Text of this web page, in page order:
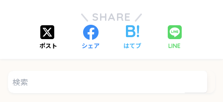
SHARE
ポスト シェア はてブ LINE